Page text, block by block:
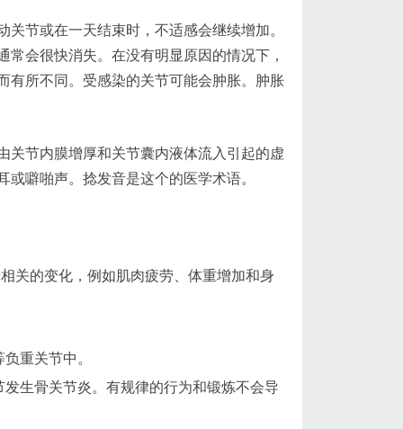
节或在一天结束时，不适感会继续增加。
会很快消失。在没有明显原因的情况下，
有所不同。受感染的关节可能会肿胀。肿胀
关节内膜增厚和关节囊内液体流入引起的虚
噼啪声。捻发音是这个的医学术语。
关的变化，例如肌肉疲劳、体重增加和身
重关节中。
生骨关节炎。有规律的行为和锻炼不会导